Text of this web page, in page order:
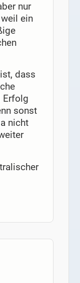
nur
ein
dass
Erfolg
sonst
nicht